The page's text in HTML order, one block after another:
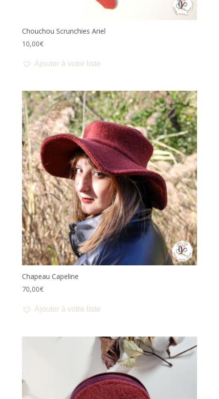
Chouchou Scrunchies Ariel
10,00€
Ajouter à votre liste
Chapeau Capeline
70,00€
Ajouter à votre liste